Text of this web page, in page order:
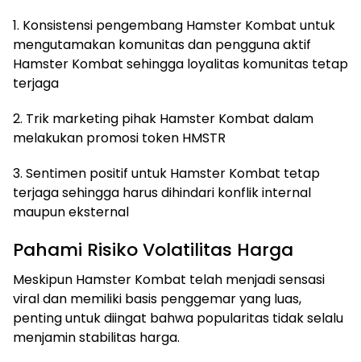
1. Konsistensi pengembang Hamster Kombat untuk
mengutamakan komunitas dan pengguna aktif
Hamster Kombat sehingga loyalitas komunitas tetap
terjaga
2. Trik marketing pihak Hamster Kombat dalam
melakukan promosi token HMSTR
3. Sentimen positif untuk Hamster Kombat tetap
terjaga sehingga harus dihindari konflik internal
maupun eksternal
Pahami Risiko Volatilitas Harga
Meskipun Hamster Kombat telah menjadi sensasi
viral dan memiliki basis penggemar yang luas,
penting untuk diingat bahwa popularitas tidak selalu
menjamin stabilitas harga.